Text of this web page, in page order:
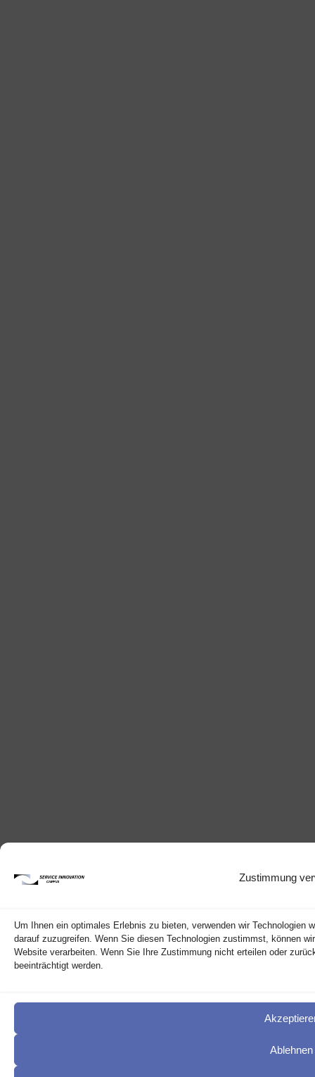
Zustimmung
Um Ihnen ein optimales Erlebnis zu bieten, verwenden wir Technologien
darauf zuzugreifen. Wenn Sie diesen Technologien zustimmst, können
Website verarbeiten. Wenn Sie Ihre Zustimmung nicht erteilen oder
beeinträchtigt werden.
Ablehnen